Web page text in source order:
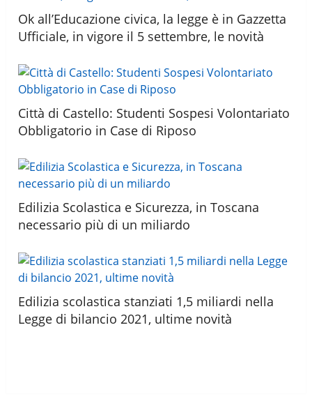
Ok all’Educazione civica, la legge è in Gazzetta
Ufficiale, in vigore il 5 settembre, le novità
Città di Castello: Studenti Sospesi Volontariato
Obbligatorio in Case di Riposo
Edilizia Scolastica e Sicurezza, in Toscana
necessario più di un miliardo
Edilizia scolastica stanziati 1,5 miliardi nella
Legge di bilancio 2021, ultime novità